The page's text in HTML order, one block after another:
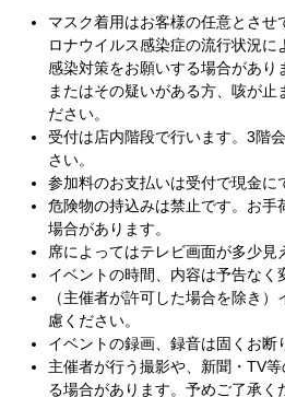
マスク着用はお客様の任意とさせ
ロナウイルス感染症の流行状況
感染対策をお願いする場合があり
またはその疑いがある方、咳が止
ださい。
受付は店内階段で⾏います。3階
さい。
参加料のお支払いは受付で現金に
危険物の持込みは禁⽌です。お⼿
場合があります。
席によってはテレビ画面が多少見
イベントの時間、内容は予告なく
（主催者が許可した場合を除き
慮ください。
イベントの録画、録⾳は固くお断
主催者が⾏う撮影や、新聞・TV
る場合があります。予めご了承く